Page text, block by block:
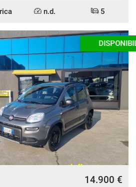
n.d. 5
DISPONIBILE
14.900 €